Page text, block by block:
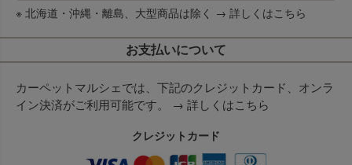
※ 北海道・沖縄・離島、大型商品は除く → 詳しくはこちら
お支払いについて
カーペットマルシェでは、下記のクレジットカード、オンラ
イン決済がご利用可能です。 → 詳しくはこちら
クレジットカード